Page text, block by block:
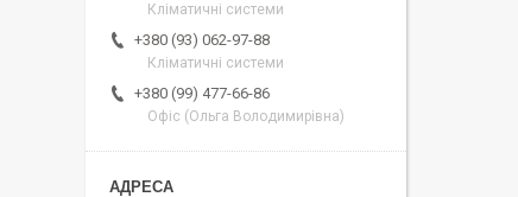
Кліматичні системи
+380 (93) 062-97-88
Кліматичні системи
+380 (99) 477-66-86
Офіс (Ольга Володимирівна)